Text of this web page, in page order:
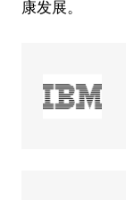
康发展。